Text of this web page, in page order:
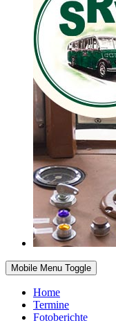
Mobile Menu Toggle
Home
Termine
Fotoberichte